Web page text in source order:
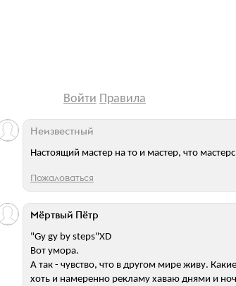
Войти Правила
Настоящий мастер на то и мастер, что
Неизвестный
Пожаловаться
"Gy gy by steps"XD
Вот умора.
А так - чувство, что в другом мире живу.
хоть и намеренно рекламу хаваю днями и
Мёртвый Пётр